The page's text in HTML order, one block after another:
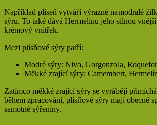
Například plíseň vytváří výrazné namodralé
sýru. To také dává Hermelínu jeho silnou
krémový vnitřek.
Mezi plísňové sýry patří:
Modré sýry: Niva, Gorgonzola,
Měkké zrající sýry: Camembert,
Zatímco měkké zrající sýry se vyrábějí
během zpracování, plísňové sýry mají obecně
samotné sýřeniny.